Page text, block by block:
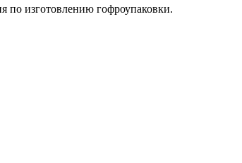
по изготовлению гофроупаковки.